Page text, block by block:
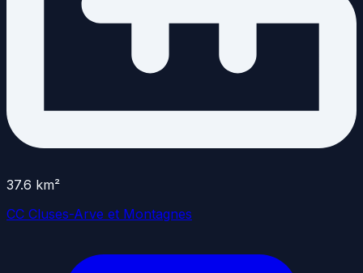
37.6 km²
CC Cluses-Arve et Montagnes